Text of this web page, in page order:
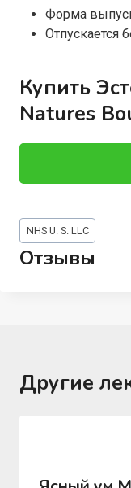
Форма
Отпускается
Купить
Natures
Метки
записи:
NHS U. S. LLC
Отзывы
Другие